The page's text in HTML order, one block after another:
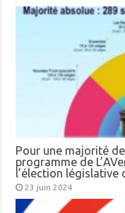
Pour une majorité
programme de
l’élection législative
23 juin 2024